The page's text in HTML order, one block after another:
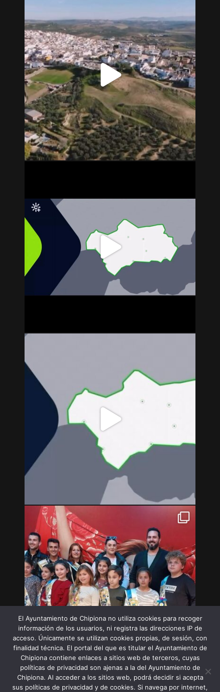
El Ayuntamiento de Chipiona no utiliza cookies para recoger
información de los usuarios, ni registra las direcciones IP de
acceso. Únicamente se utilizan cookies propias, de sesión, con
finalidad técnica. El portal del que es titular el Ayuntamiento de
Chipiona contiene enlaces a sitios web de terceros, cuyas
políticas de privacidad son ajenas a la del Ayuntamiento de
Chipiona. Al acceder a los sitios web, podrá decidir si acepta
sus políticas de privacidad y de cookies. Si navega por internet,